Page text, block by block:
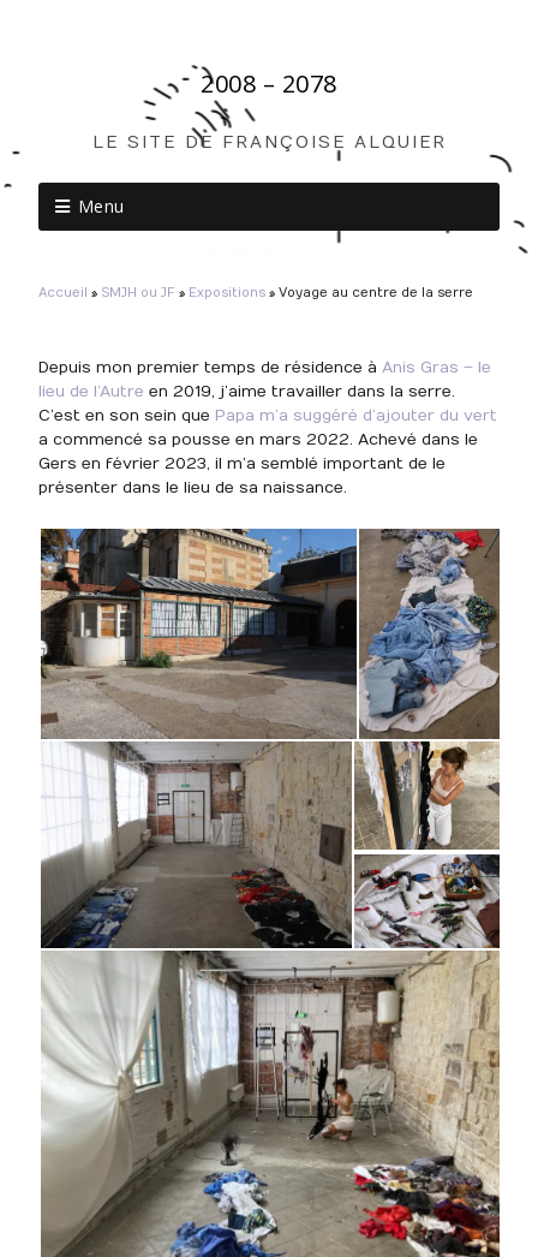
2008 – 2078
LE SITE DE FRANÇOISE ALQUIER
Menu
Accueil » SMJH ou JF » Expositions » Voyage au centre de la serre
Depuis mon premier temps de résidence à Anis Gras – le
lieu de l’Autre en 2019, j’aime travailler dans la serre.
C’est en son sein que Papa m’a suggéré d’ajouter du vert
a commencé sa pousse en mars 2022. Achevé dans le
Gers en février 2023, il m’a semblé important de le
présenter dans le lieu de sa naissance.